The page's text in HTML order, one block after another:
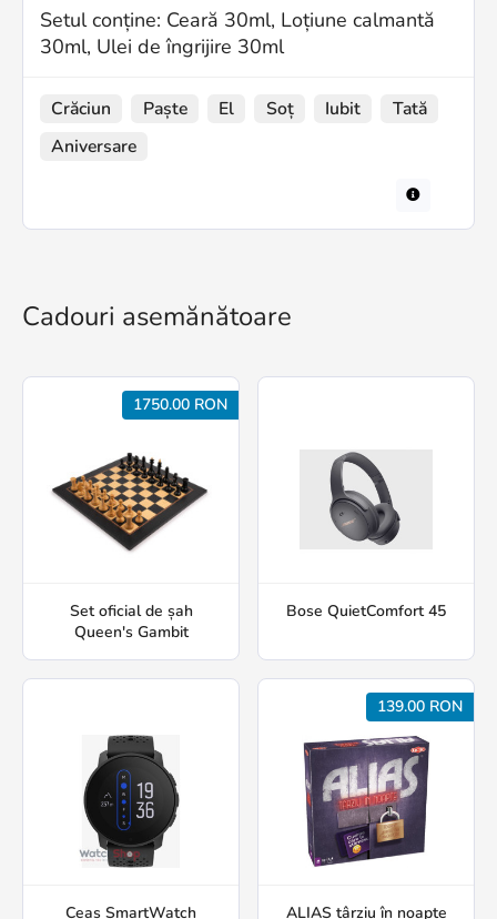
Setul conține: Ceară 30ml, Loțiune calmantă
30ml, Ulei de îngrijire 30ml
Crăciun Paște El Soț Iubit
Tată
Aniversare
Cadouri asemănătoare
1750.00 RON
Set oficial de șah
Queen's Gambit
Bose QuietComfort 45
Ceas SmartWatch
139.00 RON
ALIAS târziu în noapte